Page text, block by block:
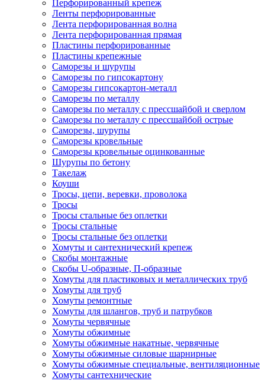
Перфорированный крепеж
Ленты перфорированные
Лента перфорированная волна
Лента перфорированная прямая
Пластины перфорированные
Пластины крепежные
Саморезы и шурупы
Саморезы по гипсокартону
Саморезы гипсокартон-металл
Саморезы по металлу
Саморезы по металлу с прессшайбой и сверлом
Саморезы по металлу с прессшайбой острые
Саморезы, шурупы
Саморезы кровельные
Саморезы кровельные оцинкованные
Шурупы по бетону
Такелаж
Коуши
Тросы, цепи, веревки, проволока
Тросы
Тросы стальные без оплетки
Тросы стальные
Тросы стальные без оплетки
Хомуты и сантехнический крепеж
Скобы монтажные
Скобы U-образные, П-образные
Хомуты для пластиковых и металлических труб
Хомуты для труб
Хомуты ремонтные
Хомуты для шлангов, труб и патрубков
Хомуты червячные
Хомуты обжимные
Хомуты обжимные накатные, червячные
Хомуты обжимные силовые шарнирные
Хомуты обжимные специальные, вентиляционные
Хомуты сантехнические